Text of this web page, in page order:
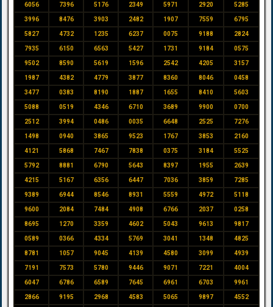
6056 7396 5176 2349 5971 2920 5285
3996 8476 3903 2482 1907 7559 6795
5827 4732 1235 6237 0075 9188 2824
7935 6150 6563 5427 1731 9184 0575
9502 8590 5619 1596 2542 4205 3157
1987 4382 4779 3877 8360 8046 0458
3477 0383 8190 1887 1655 8410 5603
5088 0519 4346 6710 3689 9900 0700
2512 3994 0486 0035 6648 2525 7276
1498 0940 3865 9523 1767 3853 2160
4121 5868 7467 7838 0375 3184 5525
5792 8881 6790 5643 8397 1955 2639
4215 5167 6356 6447 7036 3859 7285
9389 6944 8546 8931 5559 4972 5118
9600 2084 7484 4908 6766 2037 0258
8695 1270 3359 4602 5043 9613 9817
0589 0366 4334 5769 3041 1348 4825
8781 1057 9045 4139 4580 3099 4939
7191 7573 5780 9446 9071 7221 4004
6047 6786 6589 7645 6961 6703 9961
2866 9195 2968 4583 5065 9897 4552